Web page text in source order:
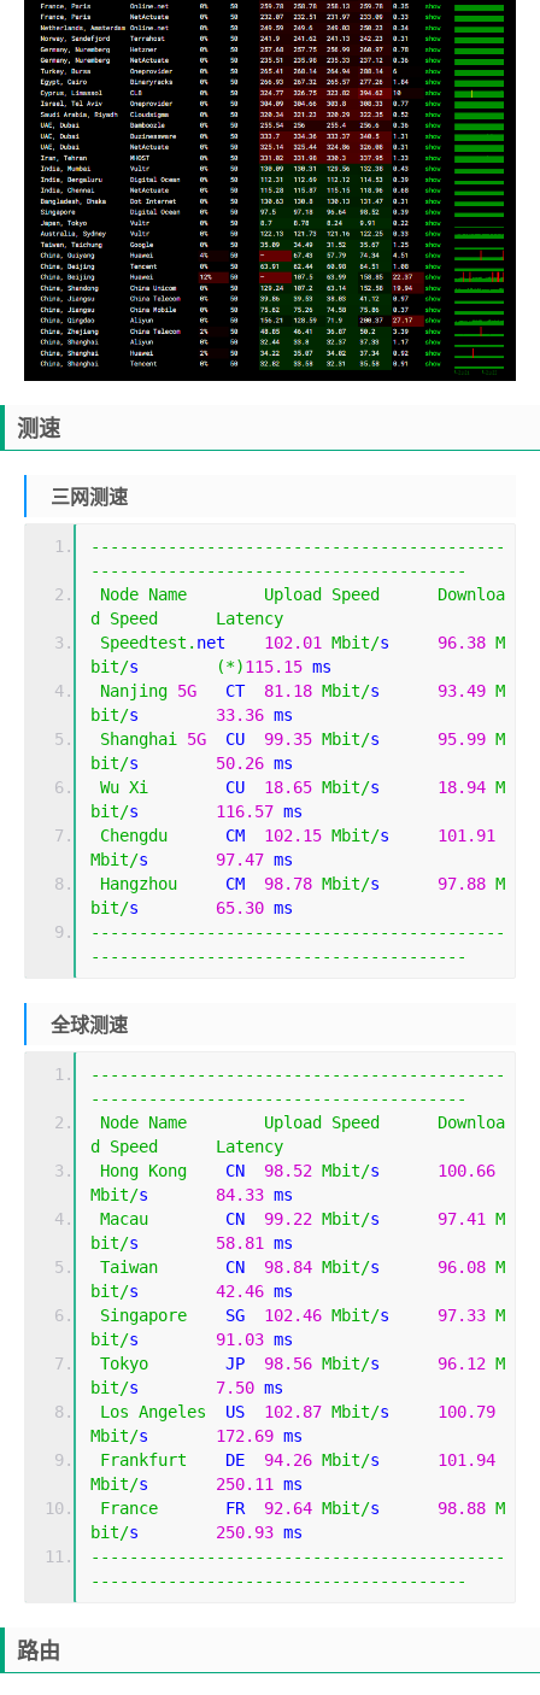
测速
三网测速
-------------------------------------------
---------------------------------------
Node Name Upload Speed
Downloa
d
Speed
Latency
Speedtest . net 102.01 Mbit/s 96.38 M
bit/s (*)115.15
Nanjing 5G
   CT
81.18 Mbit/s 93.49 M
bit/s 33.36
Shanghai
5G
  CU
99.35 Mbit/s 95.99 M
bit/s 50.26
Wu Xi
        CU
18.65 Mbit/s 18.94 M
bit/s 116.57
Chengdu
      CM
102.15 Mbit/s 101.91
Mbit/s 97.47
Hangzhou
     CM
98.78 Mbit/s 97.88 M
bit/s 65.30
-------------------------------------------
---------------------------------------
全球测速
-------------------------------------------
---------------------------------------
Node Name Upload Speed
Downloa
d
Speed
Latency
Hong Kong
    CN
98.52 Mbit/s 100.66
Mbit/s 84.33
Macau
        CN
99.22 Mbit/s 97.41
M
bit/s 58.81
Taiwan
       CN
98.84 Mbit/s 96.08 M
bit/s 42.46
Singapore
    SG
102.46 Mbit/s 97.33 M
bit/s 91.03
Tokyo
        JP
98.56 Mbit/s 96.12 M
bit/s 7.50
Los Angeles
  US
102.87 Mbit/s 100.79
Mbit/s 172.69
Frankfurt
    DE
94.26 Mbit/s 101.94
Mbit/s 250.11
France
       FR
92.64 Mbit/s 98.88 M
bit/s 250.93
-------------------------------------------
---------------------------------------
路由